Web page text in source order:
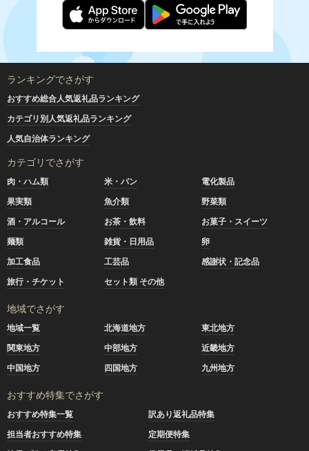
ランキングでさがす
おすすめ総合人気返礼品ランキング
カテゴリ別人気返礼品ランキング
人気自治体ランキング
カテゴリでさがす
肉・ハム類 米・パン
電化製品
果実類
魚介類
野菜類
酒・アルコール
お茶・飲料
お菓子・スイーツ
麺類
雑貨・日用品
卵
加工食品
工芸品
感謝状・記念品
旅行・チケット
セット類 その他
地域でさがす
地域一覧 北海道地方
東北地方
関東地方
中部地方
近畿地方
中国地方
四国地方 九州地方
おすすめ特集でさがす
おすすめ特集一覧
訳あり返礼品特集
担当者おすすめ特集
定期便特集